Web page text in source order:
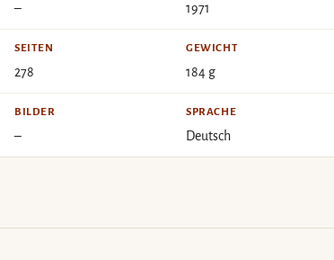
– 1971
SEITEN
278
GEWICHT
184 g
BILDER
–
SPRACHE
Deutsch